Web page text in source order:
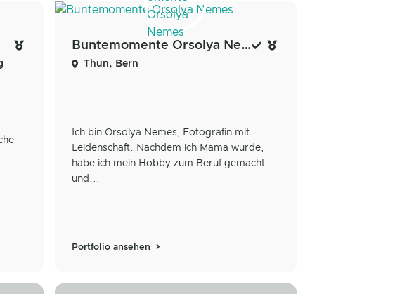
Buntemomente Orsolya Nemes
Thun, Bern
Ich bin Orsolya Nemes, Fotografin mit
Leidenschaft. Nachdem ich Mama wurde,
habe ich mein Hobby zum Beruf gemacht
und...
Portfolio ansehen